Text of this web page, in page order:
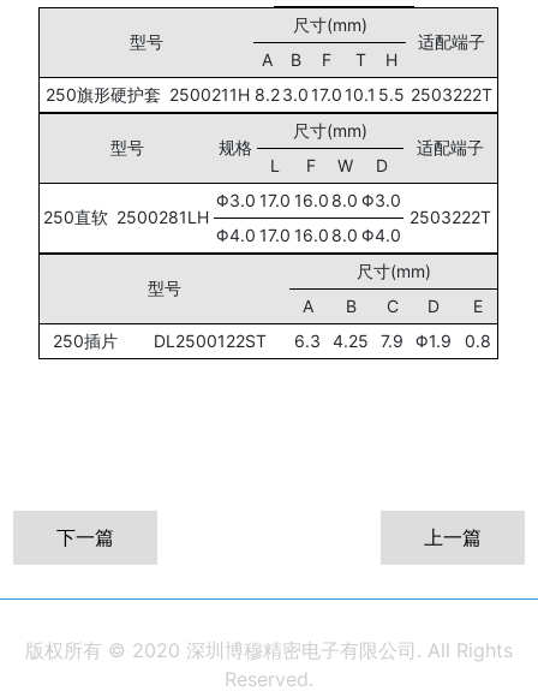
型号
尺寸(mm)
适配端子
A
B F T
H
250旗形硬护套 2500211H 8.23.0 17.0 10.1 5.5 2503222T
型号 规格
尺寸(mm)
适配端子
L
F W D
250直软 2500281LH
Φ3.0 17.0 16.0 8.0 Φ3.0
2503222T
Φ4.0 17.0 16.0 8.0 Φ4.0
型号
尺寸(mm)
A
B C D
E
250插片
DL2500122ST 6.3 4.25 7.9 Φ1.9 0.8
下一篇 上一篇
版权所有 © 2020 深圳博穆精密电子有限公司. All Rights
Reserved.